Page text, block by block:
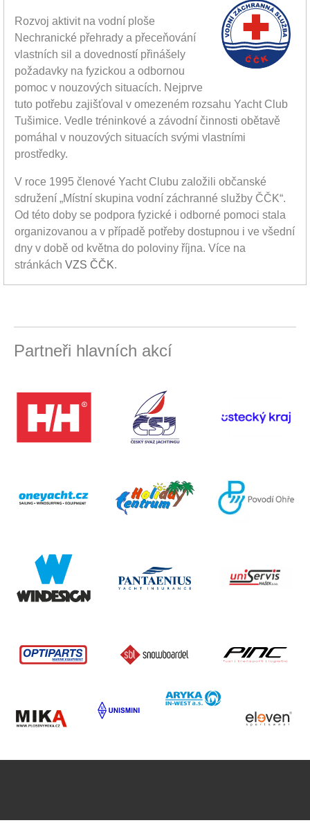
Rozvoj aktivit na vodní ploše
Nechranické přehrady a přeceňování
vlastních sil a dovedností přinášely
požadavky na fyzickou a odbornou
pomoc v nouzových situacích. Nejprve
tuto potřebu zajišťoval v omezeném rozsahu Yacht Club
Tušimice. Vedle tréninkové a závodní činnosti obětavě
pomáhal v nouzových situacích svými vlastními
prostředky.
V roce 1995 členové Yacht Clubu založili občanské
sdružení „Místní skupina vodní záchranné služby ČČK“.
Od této doby se podpora fyzické i odborné pomoci stala
organizovanou a v případě potřeby dostupnou i ve všední
dny v době od května do poloviny října. Více na
stránkách VZS ČČK.
Partneři hlavních akcí